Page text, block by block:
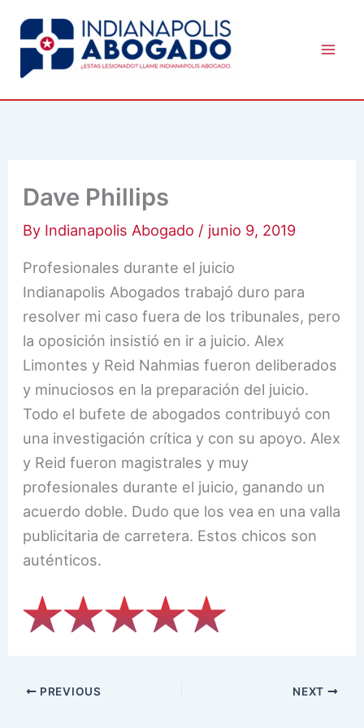
content
Dave Phillips
By Indianapolis Abogado / junio 9, 2019
Profesionales durante el juicio
Indianapolis Abogados trabajó duro para
resolver mi caso fuera de los tribunales, pero
la oposición insistió en ir a juicio. Alex
Limontes y Reid Nahmias fueron deliberados
y minuciosos en la preparación del juicio.
Todo el bufete de abogados contribuyó con
una investigación crítica y con su apoyo. Alex
y Reid fueron magistrales y muy
profesionales durante el juicio, ganando un
acuerdo doble. Dudo que los vea en una valla
publicitaria de carretera. Estos chicos son
auténticos.
PREVIOUS NEXT